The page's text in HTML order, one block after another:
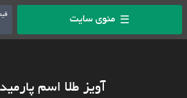
☰ منوی سایت
قیمت
آویز طلا اسم